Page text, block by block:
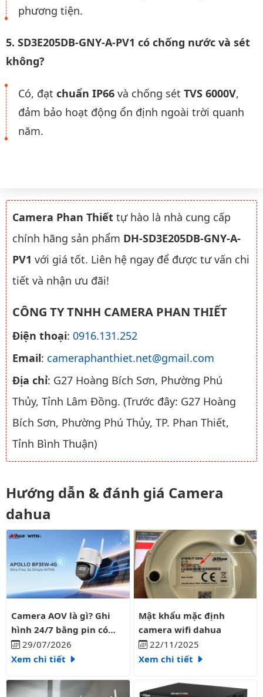
phương tiện.
5. SD3E205DB-GNY-A-PV1 có chống nước và sét
không?
Có, đạt chuẩn IP66 và chống sét TVS 6000V,
đảm bảo hoạt động ổn định ngoài trời quanh
năm.
Camera Phan Thiết tự hào là nhà cung cấp
chính hãng sản phẩm DH-SD3E205DB-GNY-A-
PV1 với giá tốt. Liên hệ ngay để được tư vấn chi
tiết và nhận ưu đãi!
CÔNG TY TNHH CAMERA PHAN THIẾT
Điện thoại: 0916.131.252
Email: cameraphanthiet.net@gmail.com
Địa chỉ: G27 Hoàng Bích Sơn, Phường Phú
Thủy, Tỉnh Lâm Đồng. (Trước đây: G27 Hoàng
Bích Sơn, Phường Phú Thủy, TP. Phan Thiết,
Tỉnh Bình Thuận)
Hướng dẫn & đánh giá Camera
dahua
Camera AOV là gì? Ghi hình 24/7 bằng pin có liên tục?
Camera AOV là gì? Ghi
hình 24/7 bằng pin có
liên tục?
29/07/2026
Xem chi tiết
Mật khẩu mặc định camera
Mật khẩu mặc định
camera wifi dahua
22/11/2025
Xem chi tiết